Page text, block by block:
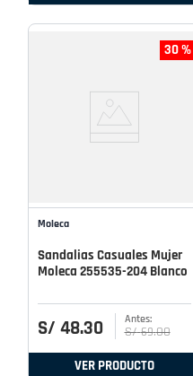
30 %
Moleca
Sandalias Casuales Mujer
Moleca 255535-204 Blanco
S/ 48.30 S/ 69.00
VER PRODUCTO